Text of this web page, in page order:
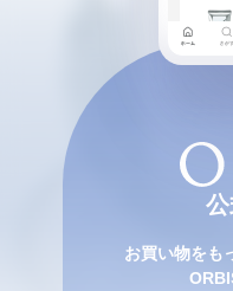
お買い物をも